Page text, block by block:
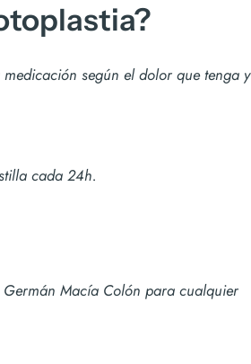
según el dolor que tenga y
cada 24h.
Macía Colón para cualquier